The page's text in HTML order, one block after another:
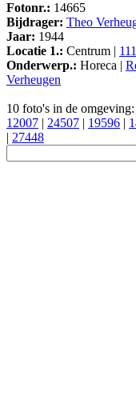
Fotonr.: 14665
Bijdrager: Theo
Jaar: 1944
Locatie 1.: Centrum |
Onderwerp.: Horeca |
Verheugen
10 foto's in de omgeving:
12007 | 24507 | 19596 |
| 27448